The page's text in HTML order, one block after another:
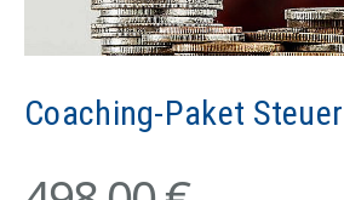
Coaching-Paket